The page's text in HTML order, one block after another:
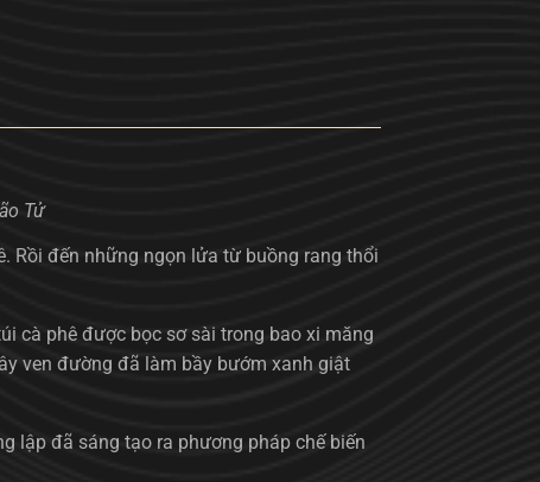
Rồi đến những ngọn lửa từ buồng rang thổi
cà phê được bọc sơ sài trong bao xi măng
ven đường đã làm bầy bướm xanh giật
lập đã sáng tạo ra phương pháp chế biến